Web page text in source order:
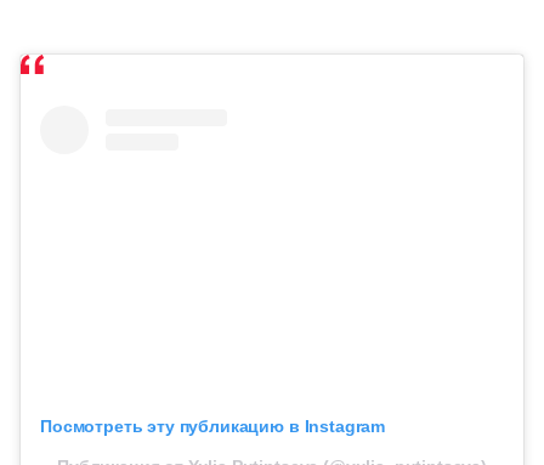
Посмотреть эту публикацию в Instagram